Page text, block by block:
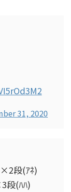
31, 2020
段(ｱﾈ)
段(ﾊﾊ)